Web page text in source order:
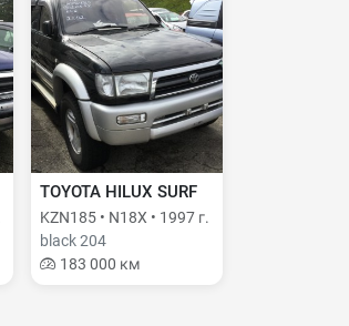
TOYOTA HILUX SURF
KZN185 • N18X • 1997 г.
black 204
183 000 км